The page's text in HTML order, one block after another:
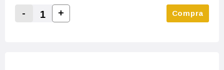
Decrease Quantity:
-
Increase Quantity:
+ Compra